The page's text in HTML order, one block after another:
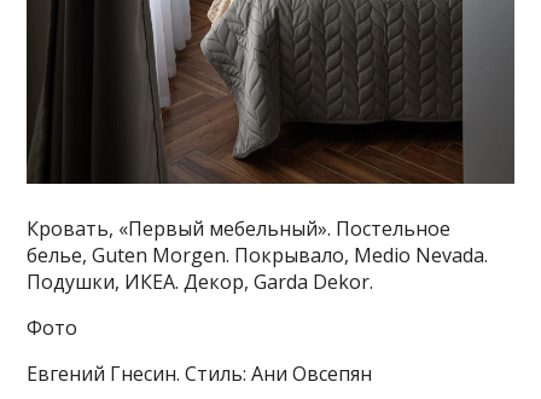
Кровать, «Первый мебельный». Постельное
белье, Guten Morgen. Покрывало, Medio Nevada.
Подушки, ИКЕА. Декор, Garda Dekor.
Фото
Евгений Гнесин. Стиль: Ани Овсепян